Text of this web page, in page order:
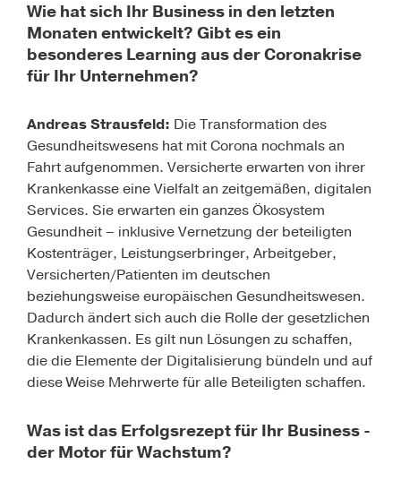
Wie hat sich Ihr Business in den letzten
Monaten entwickelt? Gibt es ein
besonderes Learning aus der Coronakrise
für Ihr Unternehmen?
Andreas Strausfeld: Die Transformation des
Gesundheitswesens hat mit Corona nochmals an
Fahrt aufgenommen. Versicherte erwarten von ihrer
Krankenkasse eine Vielfalt an zeitgemäßen, digitalen
Services. Sie erwarten ein ganzes Ökosystem
Gesundheit – inklusive Vernetzung der beteiligten
Kostenträger, Leistungserbringer, Arbeitgeber,
Versicherten/Patienten im deutschen
beziehungsweise europäischen Gesundheitswesen.
Dadurch ändert sich auch die Rolle der gesetzlichen
Krankenkassen. Es gilt nun Lösungen zu schaffen,
die die Elemente der Digitalisierung bündeln und auf
diese Weise Mehrwerte für alle Beteiligten schaffen.
Was ist das Erfolgsrezept für Ihr Business -
der Motor für Wachstum?